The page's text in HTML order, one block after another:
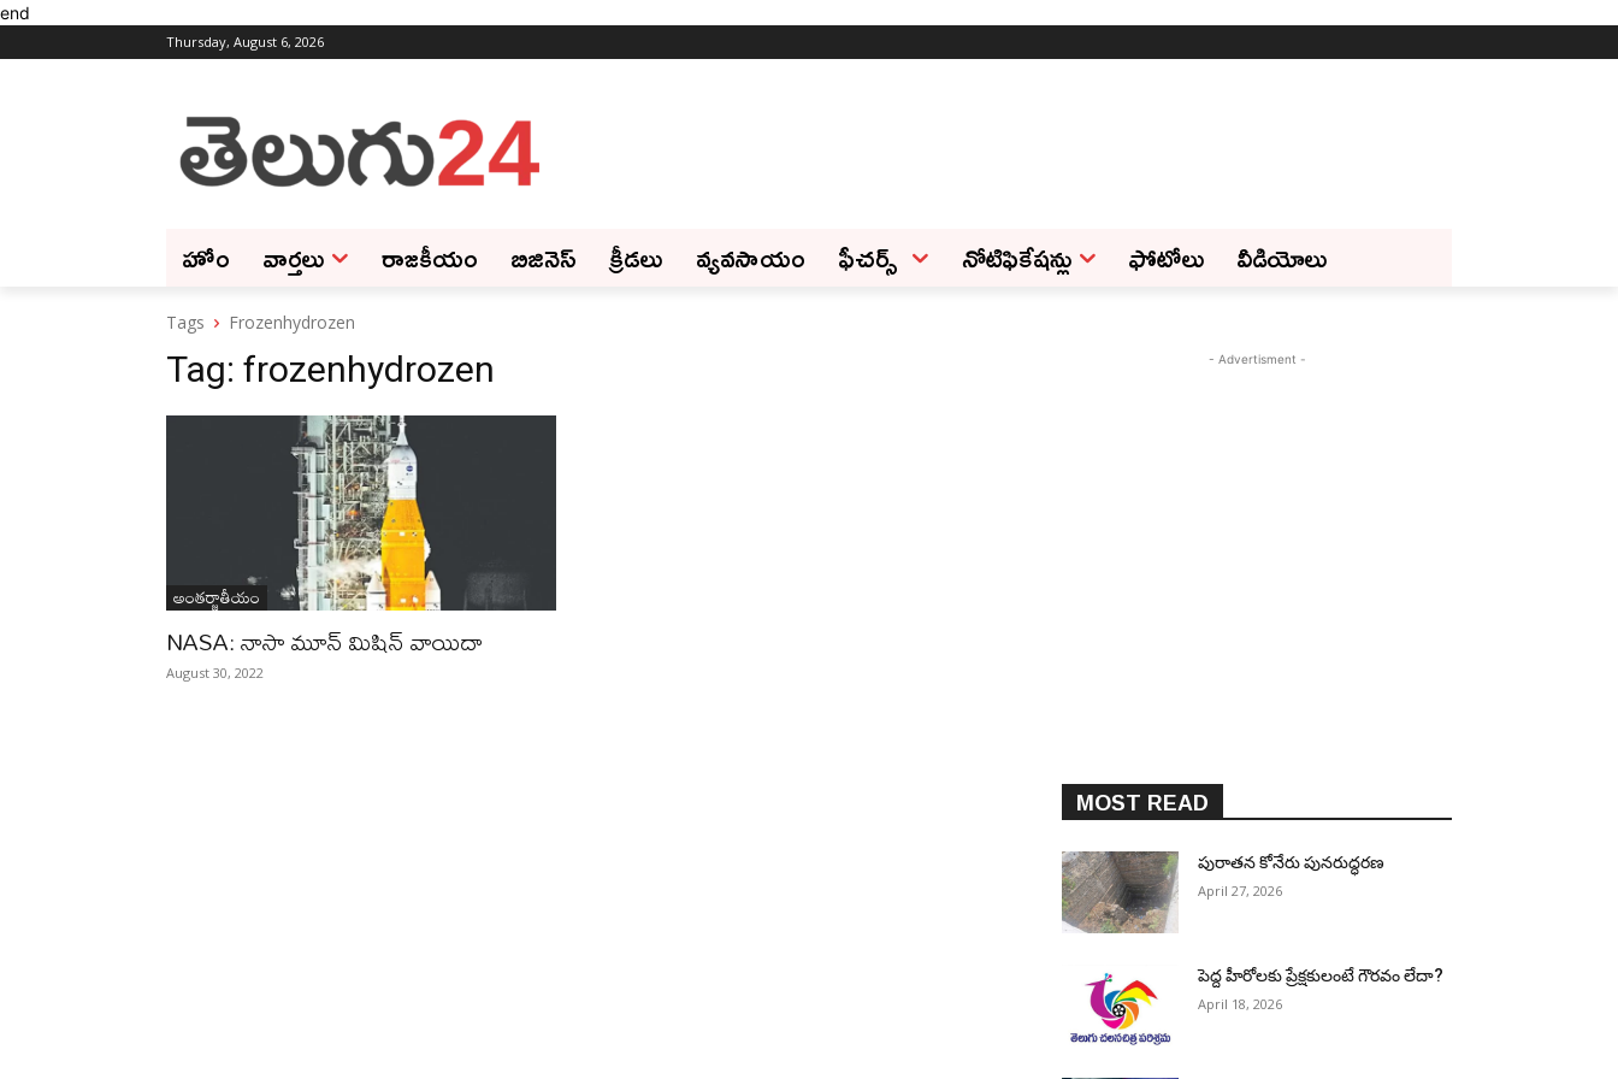
end
Thursday, August 6, 2026
హోం వార్తలు రాజకీయం బిజినెస్‌ క్రీడలు వ్యవసాయం ఫీచ‌ర్స్ ‌ నోటిఫికేషన్లు ఫోటోలు వీడియోలు
Tags Frozenhydrozen
Tag: frozenhydrozen
అంతర్జాతీయం
NASA: నాసా మూన్‌ మిషిన్‌ వాయిదా
August 30, 2022
- Advertisment -
MOST READ
పురాత‌న కోనేరు పున‌రుద్ధ‌ర‌ణ
April 27, 2026
పెద్ద హీరోల‌కు ప్రేక్ష‌కులంటే గౌర‌వం లేదా?
April 18, 2026